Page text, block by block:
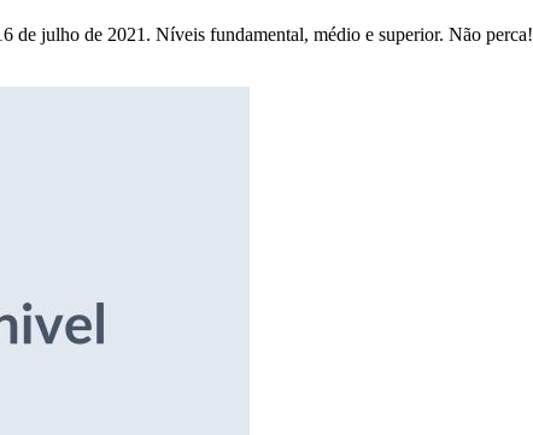
de julho de 2021. Níveis fundamental, médio e superior. Não perca!